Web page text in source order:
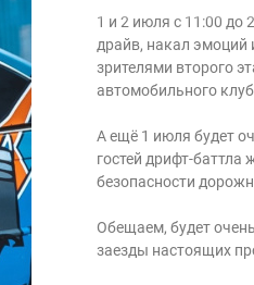
1 и 2 июля с 11:00 до
драйв, накал эмоций
зрителями второго
автомобильного
А ещё 1 июля будет
гостей дрифт-баттла
безопасности
Обещаем, будет
заезды настоящих